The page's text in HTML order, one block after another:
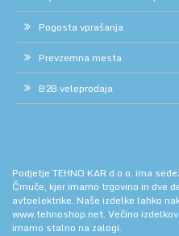
Pogosta vprašanja
Prevzemna mesta
B2B veleprodaja
Podjetje TEHNO KAR d.o.o. ima
Črnuče, kjer imamo trgovino in dve
avtoelektrike. Naše izdelke lahko
www.tehnoshop.net. Večino
imamo stalno na zalogi.